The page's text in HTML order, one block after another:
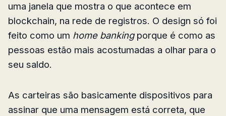
uma janela que mostra o que acontece em
blockchain, na rede de registros. O design só foi
feito como um home bankingporque é como as
pessoas estão mais acostumadas a olhar para o
seu saldo.
As carteiras são basicamente dispositivos para
assinar que uma mensagem está correta, que